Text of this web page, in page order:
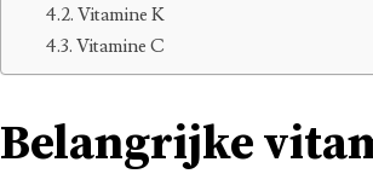
Vitamine K
Vitamine C
Belangrijke